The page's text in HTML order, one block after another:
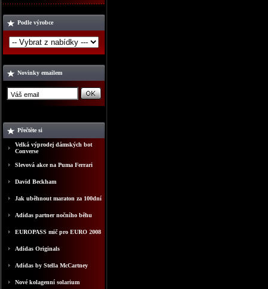
Podle výrobce
Novinky emailem
Přečtěte si
Velká výprodej dámských bot
Converse
Slevová akce na Puma Ferrari
David Beckham
Jak uběhnout maraton za 100dní
Adidas partner nočního běhu
EUROPASS mič pro EURO 2008
Adidas Originals
Adidas by Stella McCartney
Nové kolagenní solarium